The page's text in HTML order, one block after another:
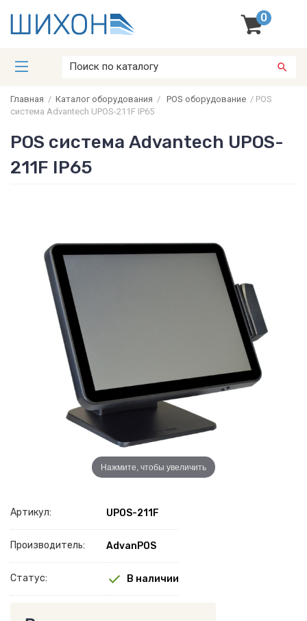
0
Главная / Каталог оборудования / POS оборудование / POS
система Advantech UPOS-211F IP65
POS система Advantech UPOS-
211F IP65
Нажмите, чтобы увеличить
Артикул: UPOS-211F
Производитель: AdvanPOS
Статус: В наличии